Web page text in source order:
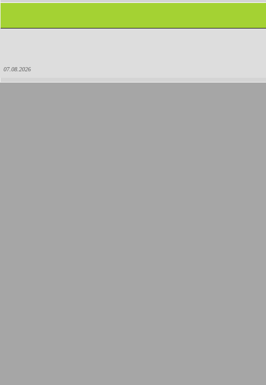
07.08.2026